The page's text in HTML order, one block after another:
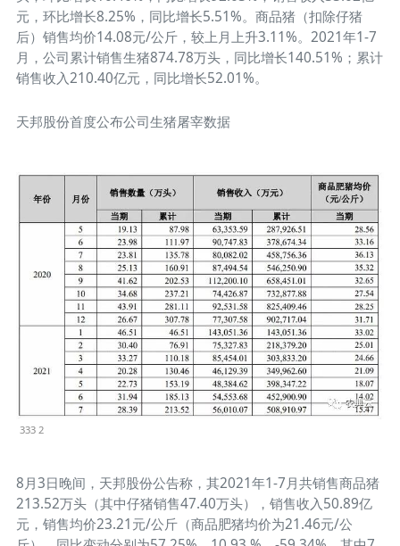
元，环比增长8.25%，同比增长5.51%。商品猪（扣除仔猪
后）销售均价14.08元/公斤，较上月上升3.11%。2021年1-7
月，公司累计销售生猪874.78万头，同比增长140.51%；累计
销售收入210.40亿元，同比增长52.01%。
天邦股份首度公布公司生猪屠宰数据
333 2
8月3日晚间，天邦股份公告称，其2021年1-7月共销售商品猪
213.52万头（其中仔猪销售47.40万头），销售收入50.89亿
元，销售均价23.21元/公斤（商品肥猪均价为21.46元/公